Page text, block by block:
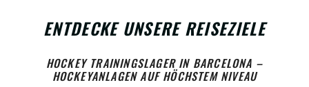
ENTDECKE UNSERE REISEZIELE
HOCKEY TRAININGSLAGER IN BARCELONA –
HOCKEYANLAGEN AUF HÖCHSTEM NIVEAU